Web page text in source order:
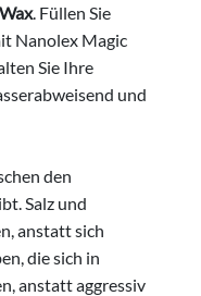
. Füllen Sie
Nanolex Magic
Sie Ihre
und
den
Salz und
anstatt sich
die sich in
anstatt aggressiv